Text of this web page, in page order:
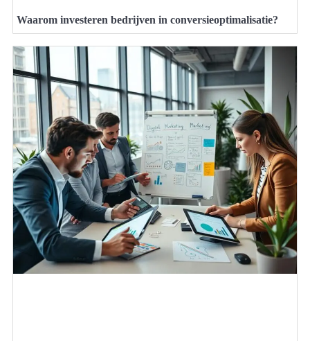
Waarom investeren bedrijven in conversieoptimalisatie?